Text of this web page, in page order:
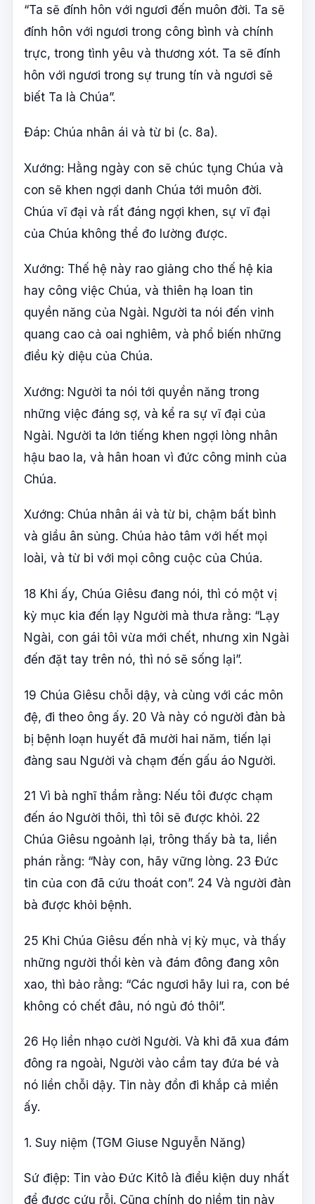
“Ta sẽ đính hôn với ngươi đến muôn đời. Ta sẽ
đính hôn với ngươi trong công bình và chính
trực, trong tình yêu và thương xót. Ta sẽ đính
hôn với ngươi trong sự trung tín và ngươi sẽ
biết Ta là Chúa”.
Ðáp: Chúa nhân ái và từ bi (c. 8a).
Xướng: Hằng ngày con sẽ chúc tụng Chúa và
con sẽ khen ngợi danh Chúa tới muôn đời.
Chúa vĩ đại và rất đáng ngợi khen, sự vĩ đại
của Chúa không thể đo lường được.
Xướng: Thế hệ này rao giảng cho thế hệ kia
hay công việc Chúa, và thiên hạ loan tin
quyền năng của Ngài. Người ta nói đến vinh
quang cao cả oai nghiêm, và phổ biến những
điều kỳ diệu của Chúa.
Xướng: Người ta nói tới quyền năng trong
những việc đáng sợ, và kể ra sự vĩ đại của
Ngài. Người ta lớn tiếng khen ngợi lòng nhân
hậu bao la, và hân hoan vì đức công minh của
Chúa.
Xướng: Chúa nhân ái và từ bi, chậm bất bình
và giầu ân sủng. Chúa hảo tâm với hết mọi
loài, và từ bi với mọi công cuộc của Chúa.
18 Khi ấy, Chúa Giêsu đang nói, thì có một vị
kỳ mục kia đến lạy Người mà thưa rằng: “Lạy
Ngài, con gái tôi vừa mới chết, nhưng xin Ngài
đến đặt tay trên nó, thì nó sẽ sống lại”.
19 Chúa Giêsu chỗi dậy, và cùng với các môn
đệ, đi theo ông ấy. 20 Và này có người đàn bà
bị bệnh loạn huyết đã mười hai năm, tiến lại
đàng sau Người và chạm đến gấu áo Người.
21 Vì bà nghĩ thầm rằng: Nếu tôi được chạm
đến áo Người thôi, thì tôi sẽ được khỏi. 22
Chúa Giêsu ngoảnh lại, trông thấy bà ta, liền
phán rằng: “Này con, hãy vững lòng. 23 Ðức
tin của con đã cứu thoát con”. 24 Và người đàn
bà được khỏi bệnh.
25 Khi Chúa Giêsu đến nhà vị kỳ mục, và thấy
những người thổi kèn và đám đông đang xôn
xao, thì bảo rằng: “Các ngươi hãy lui ra, con bé
không có chết đâu, nó ngủ đó thôi”.
26 Họ liền nhạo cười Người. Và khi đã xua đám
đông ra ngoài, Người vào cầm tay đứa bé và
nó liền chỗi dậy. Tin này đồn đi khắp cả miền
ấy.
1. Suy niệm (TGM Giuse Nguyễn Năng)
Sứ điệp: Tin vào Đức Kitô là điều kiện duy nhất
để được cứu rỗi. Cũng chính do niềm tin này